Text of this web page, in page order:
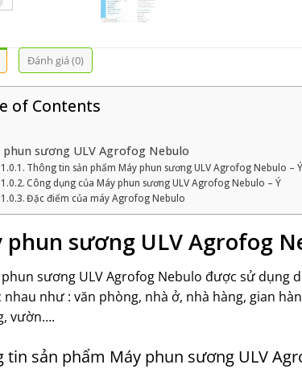
Đánh giá (0)
of Contents
phun sương ULV Agrofog Nebulo
Thông tin sản phẩm Máy phun sương ULV Agrofog Nebulo – Ý
Công dụng của Máy phun sương ULV Agrofog Nebulo – Ý
Đặc điểm của máy Agrofog Nebulo
phun sương ULV Agrofog
phun sương ULV Agrofog Nebulo được sử
nhau như : văn phòng, nhà ở, nhà hàng, gian
vườn….
tin sản phẩm Máy phun sương ULV